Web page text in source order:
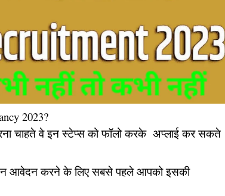
2023?
चाहते वे इन स्टेप्स को फॉलो करके अप्लाई कर सकते
आवेदन करने के लिए सबसे पहले आपको इसकी